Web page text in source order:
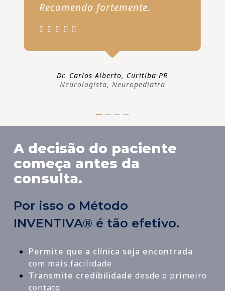
Recomendo fortemente.
Dr. Carlos Alberto, Curitiba-PR
Neurologista, Neuropediatra
A decisão do paciente
começa antes da
consulta.
Por isso o Método
INVENTIVA® é tão efetivo.
Permite que a clínica seja encontrada
com mais facilidade
Transmite credibilidade desde o primeiro
contato